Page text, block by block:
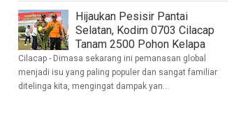
Hijaukan Pesisir Pantai
Selatan, Kodim 0703 Cilacap
Tanam 2500 Pohon Kelapa
Cilacap - Dimasa sekarang ini pemanasan global
menjadi isu yang paling populer dan sangat familiar
ditelinga kita, mengingat dampak yan...